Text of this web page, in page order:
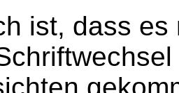
ist, dass